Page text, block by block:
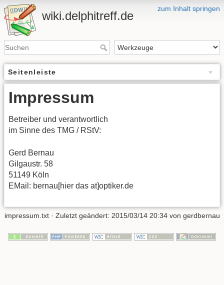
zum Inhalt springen
wiki.delphitreff.de
Seitenleiste
Impressum
Betreiber und verantwortlich
im Sinne des TMG / RStV:
Gerd Bernau
Gilgaustr. 58
51149 Köln
EMail: bernau[hier das at]optiker.de
impressum.txt · Zuletzt geändert: 2015/03/14 20:34 von gerdbernau